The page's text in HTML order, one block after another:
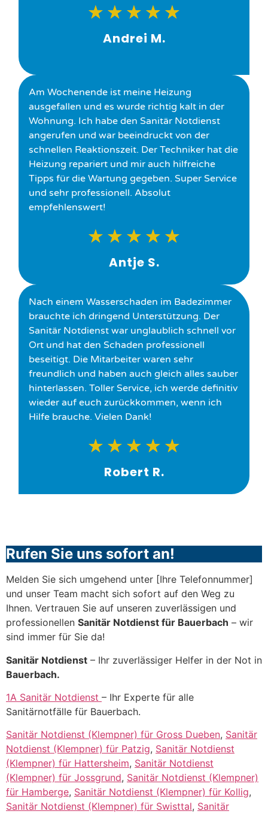
★ ★ ★ ★ ★
Andrei M.
Am Wochenende ist meine Heizung
ausgefallen und es wurde richtig kalt in der
Wohnung. Ich habe den Sanitär Notdienst
angerufen und war beeindruckt von der
schnellen Reaktionszeit. Der Techniker hat die
Heizung repariert und mir auch hilfreiche
Tipps für die Wartung gegeben. Super Service
und sehr professionell. Absolut
empfehlenswert!
★ ★ ★ ★ ★
Antje S.
Nach einem Wasserschaden im Badezimmer
brauchte ich dringend Unterstützung. Der
Sanitär Notdienst war unglaublich schnell vor
Ort und hat den Schaden professionell
beseitigt. Die Mitarbeiter waren sehr
freundlich und haben auch gleich alles sauber
hinterlassen. Toller Service, ich werde definitiv
wieder auf euch zurückkommen, wenn ich
Hilfe brauche. Vielen Dank!
★ ★ ★ ★ ★
Robert R.
Rufen Sie uns sofort an!
Melden Sie sich umgehend unter [Ihre Telefonnummer]
und unser Team macht sich sofort auf den Weg zu
Ihnen. Vertrauen Sie auf unseren zuverlässigen und
professionellen Sanitär Notdienst für Bauerbach – wir
sind immer für Sie da!
Sanitär Notdienst – Ihr zuverlässiger Helfer in der Not in
Bauerbach.
1A Sanitär Notdienst – Ihr Experte für alle
Sanitärnotfälle für Bauerbach.
Sanitär Notdienst (Klempner) für Gross Dueben, Sanitär
Notdienst (Klempner) für Patzig, Sanitär Notdienst
(Klempner) für Hattersheim, Sanitär Notdienst
(Klempner) für Jossgrund, Sanitär Notdienst (Klempner)
für Hamberge, Sanitär Notdienst (Klempner) für Kollig,
Sanitär Notdienst (Klempner) für Swisttal, Sanitär